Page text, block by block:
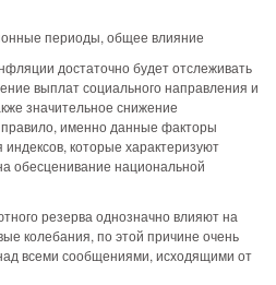
достаточно будет отслеживать
выплат социального направления и
значительное снижение
именно данные факторы
которые характеризуют
обесценивание национальной
резерва однозначно влияют на
колебания, по этой причине очень
всеми сообщениями, исходящими от